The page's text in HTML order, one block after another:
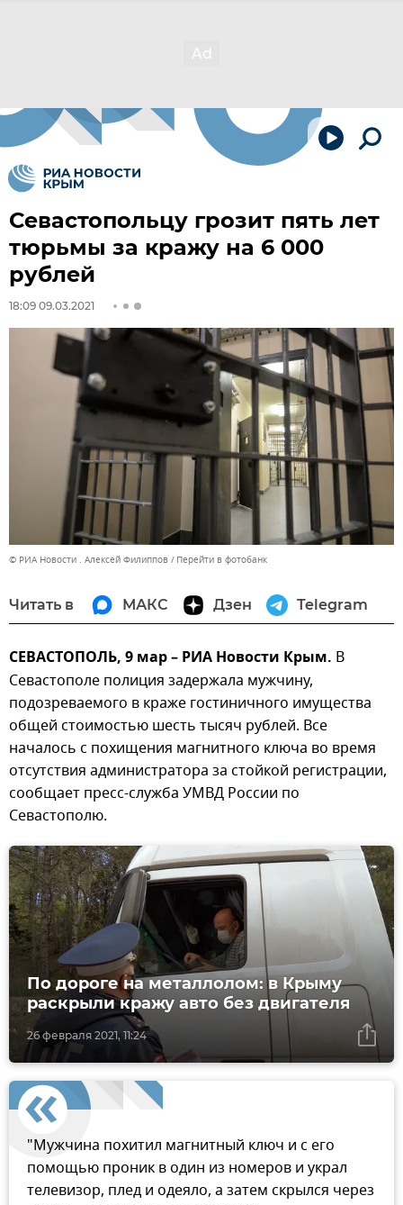
Севастопольцу грозит пять лет
тюрьмы за кражу на 6 000
рублей
18:09 09.03.2021
© РИА Новости . Алексей Филиппов Перейти в фотобанк
Читать в МАКС Дзен Telegram
СЕВАСТОПОЛЬ, 9 мар – РИА Новости Крым. В
Севастополе полиция задержала мужчину,
подозреваемого в краже гостиничного имущества
общей стоимостью шесть тысяч рублей. Все
началось с похищения магнитного ключа во время
отсутствия администратора за стойкой регистрации,
сообщает пресс-служба УМВД России по
Севастополю.
26 февраля 2021, 11:24
По дороге на металлолом: в Крыму
раскрыли кражу авто без двигателя
"Мужчина похитил магнитный ключ и с его
помощью проник в один из номеров и украл
телевизор, плед и одеяло, а затем скрылся через